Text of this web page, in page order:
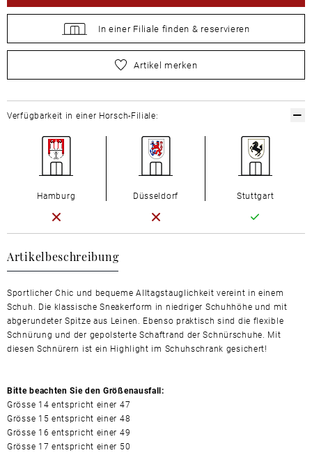
In einer Filiale finden & reservieren
wählen Sie zuerst Ihre Größe aus
Artikel merken
Artikelbeschreibung
Sportlicher Chic und bequeme Alltagstauglichkeit vereint in einem
Schuh. Die klassische Sneakerform in niedriger Schuhhöhe und mit
abgerundeter Spitze aus Leinen. Ebenso praktisch sind die flexible
Schnürung und der gepolsterte Schaftrand der Schnürschuhe. Mit
diesen Schnürern ist ein Highlight im Schuhschrank gesichert!
Bitte beachten Sie den Größenausfall:
Grösse 14 entspricht einer 47
Grösse 15 entspricht einer 48
Grösse 16 entspricht einer 49
Grösse 17 entspricht einer 50
Verfügbarkeit in einer Horsch-Filiale:
Hamburg Düsseldorf Stuttgart